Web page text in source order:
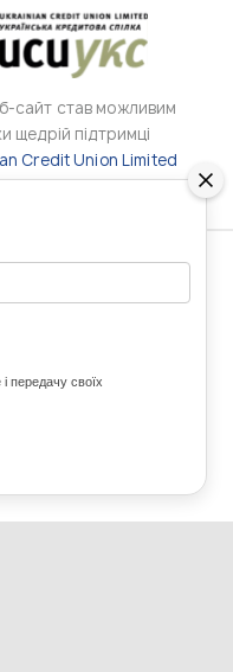
сайт став можливим
щедрій підтримці
Credit Union Limited
світу
передачу своїх